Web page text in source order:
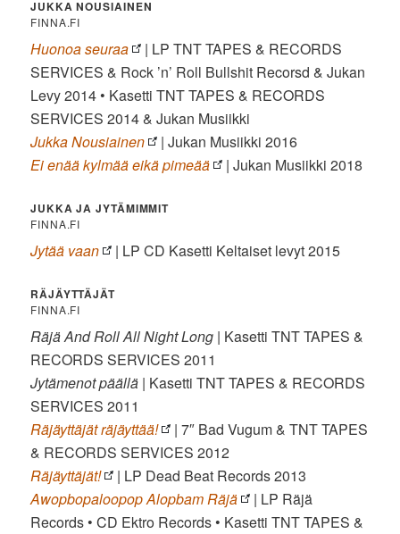
JUKKA NOUSIAINEN
FINNA.FI
Huonoa seuraa
| LP TNT TAPES & RECORDS
SERVICES & Rock ’n’ Roll Bullshit Recorsd & Jukan
Levy 2014 • Kasetti TNT TAPES & RECORDS
SERVICES 2014 & Jukan Musiikki
Jukka Nousiainen
| Jukan Musiikki 2016
Ei enää kylmää eikä pimeää
| Jukan Musiikki 2018
JUKKA JA JYTÄMIMMIT
FINNA.FI
Jytää vaan | LP CD Kasetti Keltaiset levyt 2015
RÄJÄYTTÄJÄT
FINNA.FI
Räjä And Roll All Night Long | Kasetti TNT TAPES &
RECORDS SERVICES ‎2011
Jytämenot päällä | Kasetti TNT TAPES & RECORDS
SERVICES ‎2011
Räjäyttäjät räjäyttää!
| 7″ Bad Vugum & TNT TAPES
& RECORDS SERVICES ‎2012
Räjäyttäjät!
| LP Dead Beat Records 2013
Awopbopaloopop Alopbam Räjä
| LP Räjä
Records • CD Ektro Records • Kasetti TNT TAPES &